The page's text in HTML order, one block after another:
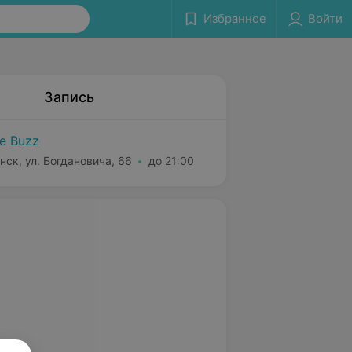
Избранное Войти
Запись
Buzz
ул. Богдановича, 66 до 21:00